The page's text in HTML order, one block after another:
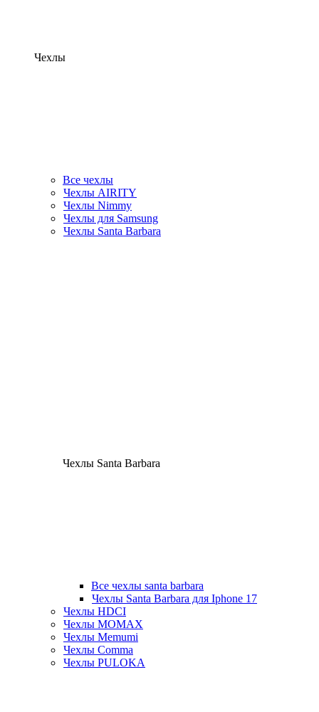
Чехлы
Все чехлы
Чехлы AIRITY
Чехлы Nimmy
Чехлы для Samsung
Чехлы Santa Barbara
Чехлы Santa Barbara
Все чехлы santa barbara
Чехлы Santa Barbara для Iphone 17
Чехлы HDCI
Чехлы MOMAX
Чехлы Memumi
Чехлы Comma
Чехлы PULOKA